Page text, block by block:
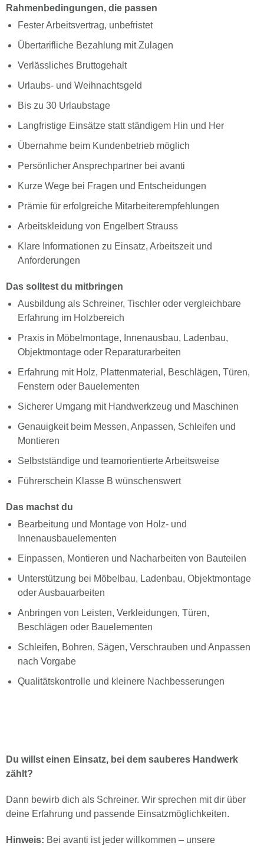
Rahmenbedingungen, die passen
Fester Arbeitsvertrag, unbefristet
Übertarifliche Bezahlung mit Zulagen
Verlässliches Bruttogehalt
Urlaubs- und Weihnachtsgeld
Bis zu 30 Urlaubstage
Langfristige Einsätze statt ständigem Hin und Her
Übernahme beim Kundenbetrieb möglich
Persönlicher Ansprechpartner bei avanti
Kurze Wege bei Fragen und Entscheidungen
Prämie für erfolgreiche Mitarbeiterempfehlungen
Arbeitskleidung von Engelbert Strauss
Klare Informationen zu Einsatz, Arbeitszeit und
Anforderungen
Das solltest du mitbringen
Ausbildung als Schreiner, Tischler oder vergleichbare
Erfahrung im Holzbereich
Praxis in Möbelmontage, Innenausbau, Ladenbau,
Objektmontage oder Reparaturarbeiten
Erfahrung mit Holz, Plattenmaterial, Beschlägen, Türen,
Fenstern oder Bauelementen
Sicherer Umgang mit Handwerkzeug und Maschinen
Genauigkeit beim Messen, Anpassen, Schleifen und
Montieren
Selbstständige und teamorientierte Arbeitsweise
Führerschein Klasse B wünschenswert
Das machst du
Bearbeitung und Montage von Holz- und
Innenausbauelementen
Einpassen, Montieren und Nacharbeiten von Bauteilen
Unterstützung bei Möbelbau, Ladenbau, Objektmontage
oder Ausbauarbeiten
Anbringen von Leisten, Verkleidungen, Türen,
Beschlägen oder Bauelementen
Schleifen, Bohren, Sägen, Verschrauben und Anpassen
nach Vorgabe
Qualitätskontrolle und kleinere Nachbesserungen
Du willst einen Einsatz, bei dem sauberes Handwerk
zählt?
Dann bewirb dich als Schreiner. Wir sprechen mit dir über
deine Erfahrung und passende Einsatzmöglichkeiten.
Hinweis: Bei avanti ist jeder willkommen – unsere